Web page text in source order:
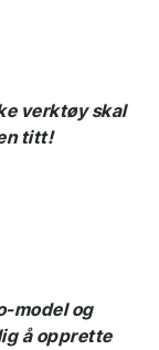
verktøy skal
titt!
model og
å opprette